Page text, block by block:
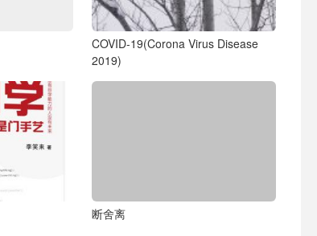
COVID-19(Corona Virus Disease
2019)
断舍离